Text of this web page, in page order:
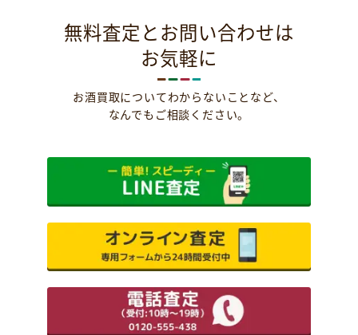
無料査定とお問い合わせは
お気軽に
お酒買取についてわからないことなど、
なんでもご相談ください。